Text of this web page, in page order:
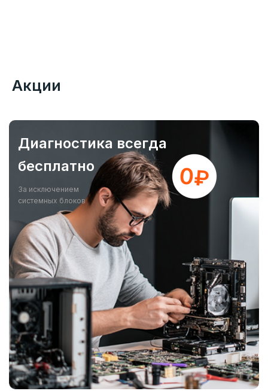
Акции
Диагностика всегда
бесплатно
За исключением
системных блоков